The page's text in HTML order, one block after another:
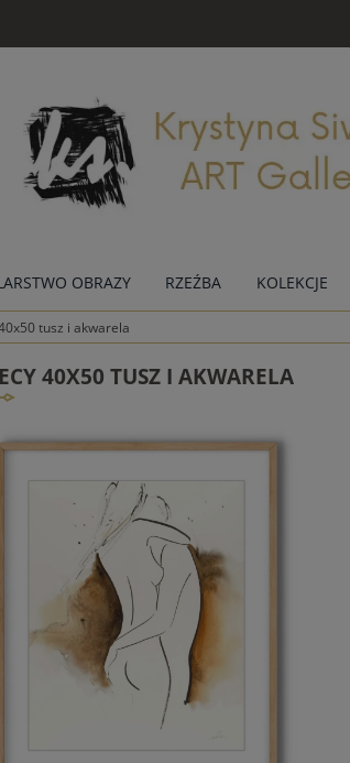
OBRAZY RZEŹBA KOLEKCJE
tusz i akwarela
40X50 TUSZ I AKWARELA